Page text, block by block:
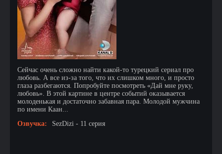
Сейчас очень сложно найти какой-то турецкий сериал про
любовь. А все из-за того, что их слишком много, и просто
глаза разбегаются. Попробуйте посмотреть «Дай мне руку,
любовь». В этой картине в центре событий оказывается
молоденькая и достаточно забавная пара. Молодой мужчина
по имени Каан...
Озвучка:
SezDizi - 11 серия